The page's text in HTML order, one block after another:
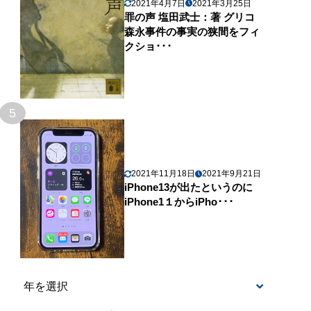
2021年4月7日 2021年3月25日
罪の声 塩田武士：著 グリコ
森永事件の事実の狭間をフィ
クショ･･･
5
2021年11月18日 2021年9月21日
iPhone13が出たというのに
iPhone1１からiPho･･･